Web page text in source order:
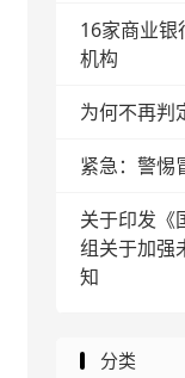
16家商业银
机构
为何不再判
紧急：警惕
关于印发《
组关于加强
知
分类